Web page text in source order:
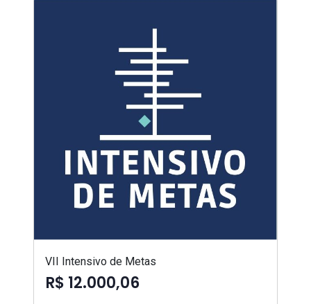
VII Intensivo de Metas
R$ 12.000,06